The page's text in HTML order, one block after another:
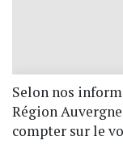
Selon nos
Région
compter sur le